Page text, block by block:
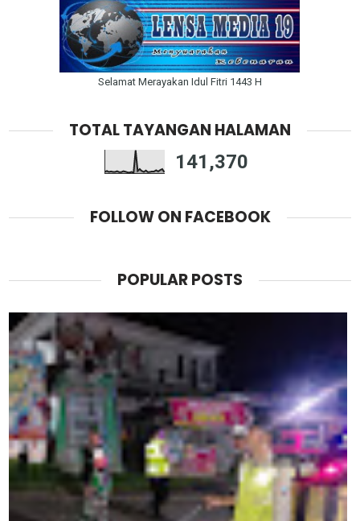
Selamat Merayakan Idul Fitri 1443 H
TOTAL TAYANGAN HALAMAN
141,370
FOLLOW ON FACEBOOK
POPULAR POSTS